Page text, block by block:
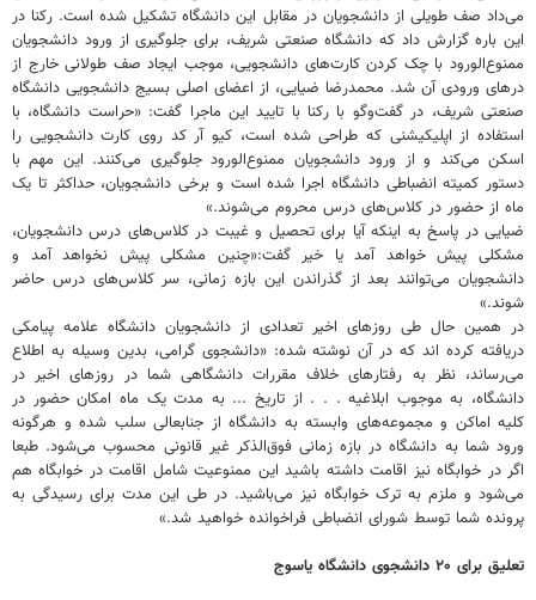
می‌داد صف طویلی از دانشجویان در مقابل این دانشگاه تشکیل شده است. رکنا در
این باره گزارش داد که دانشگاه صنعتی شریف، برای جلوگیری از ورود دانشجویان
ممنوع‌الورود با چک کردن کارت‌های دانشجویی، موجب ایجاد صف طولانی خارج از
درهای ورودی آن شد. محمدرضا ضیایی، از اعضای اصلی بسیج دانشجویی دانشگاه
صنعتی شریف، در گفت‌وگو با رکنا با تایید این ماجرا گفت: «حراست دانشگاه، با
استفاده از اپلیکیشنی که طراحی شده است، کیو آر کد روی کارت دانشجویی را
اسکن می‌کند و از ورود دانشجویان ممنوع‌الورود جلوگیری می‌کنند. این مهم با
دستور کمیته انضباطی دانشگاه اجرا شده است و برخی دانشجویان، حداکثر تا یک
ماه از حضور در کلاس‌های درس محروم می‌شوند.»
ضیایی در پاسخ به اینکه آیا برای تحصیل و غیبت در کلاس‌های درس دانشجویان،
مشکلی پیش خواهد آمد یا خیر گفت:«چنین مشکلی پیش نخواهد آمد و
دانشجویان می‌توانند بعد از گذراندن این بازه زمانی، سر کلاس‌های درس حاضر
شوند.»
در همین حال طی روزهای اخیر تعدادی از دانشجویان دانشگاه علامه پیامکی
دریافته کرده اند که در آن نوشته شده: «دانشجوی گرامی، بدین وسیله به اطلاع
می‌رساند، نظر به رفتارهای خلاف مقررات دانشگاهی شما در روزهای اخیر در
دانشگاه، به موجوب ابلاغیه . . . از تاریخ ... به مدت یک ماه امکان حضور در
کلیه اماکن و مجموعه‌های وابسته به دانشگاه از جنابعالی سلب شده و هرگونه
ورود شما به دانشگاه در بازه زمانی فوق‌الذکر غیر قانونی محسوب می‌شود. طبعا
اگر در خوابگاه نیز اقامت داشته باشید این ممنوعیت شامل اقامت در خوابگاه هم
می‌شود و ملزم به ترک خوابگاه نیز می‌باشید. در طی این مدت برای رسیدگی به
پرونده شما توسط شورای انضباطی فراخوانده خواهید شد.»
تعلیق برای ۲۰ دانشجوی دانشگاه یاسوج